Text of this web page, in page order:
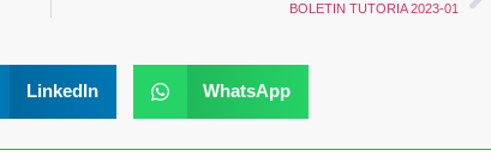
BOLETIN TUTORIA 2023-01
LinkedIn WhatsApp